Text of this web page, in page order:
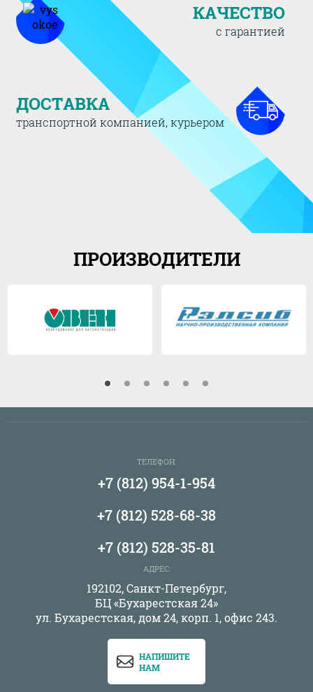
КАЧЕСТВО
с гарантией
ДОСТАВКА
транспортной компанией, курьером
ПРОИЗВОДИТЕЛИ
ТЕЛЕФОН:
+7 (812) 954-1-954
+7 (812) 528-68-38
+7 (812) 528-35-81
АДРЕС:
192102, Санкт-Петербург,
БЦ «Бухарестская 24»
ул. Бухарестская, дом 24, корп. 1, офис 243.
НАПИШИТЕ
НАМ